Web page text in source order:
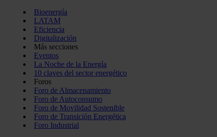
Bioenergía
LATAM
Eficiencia
Digitalización
Más secciones
Eventos
La Noche de la Energía
10 claves del sector energético
Foros
Foro de Almacenamiento
Foro de Autoconsumo
Foro de Movilidad Sostenible
Foro de Transición Energética
Foro Industrial